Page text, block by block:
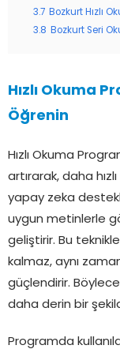
3.7 Bozkurt Hızlı
3.8
Bozkurt Seri
Hızlı Okuma
Öğrenin
Hızlı Okuma
artırarak, daha
yapay zeka
uygun metinlerle
geliştirir. Bu
kalmaz, aynı
güçlendirir.
daha derin bir
Programda